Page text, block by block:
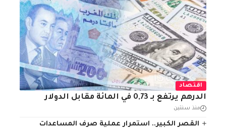
اقتصاد
الدرهم يرتفع بـ 0,73 في المائة مقابل الدولار
منذ سنتين
القصر الكبير.. استمرار عملية صرف المساعدات